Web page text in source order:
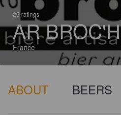
25 ratings
AR BROC'H
France
ABOUT BEERS